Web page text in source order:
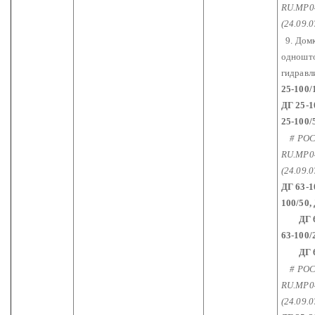
9.
25-100/
ДГ 25-
25-100/
#
ДГ 63-
100/50,
ДГ
63-100/
ДГ
#